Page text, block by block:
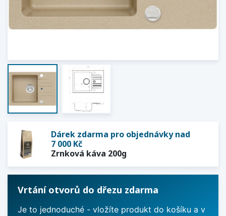
Dárek zdarma pro objednávky nad
7 000 Kč
Zrnková káva 200g
Vrtání otvorů do dřezu zdarma
Je to jednoduché - vložíte produkt do košíku a v